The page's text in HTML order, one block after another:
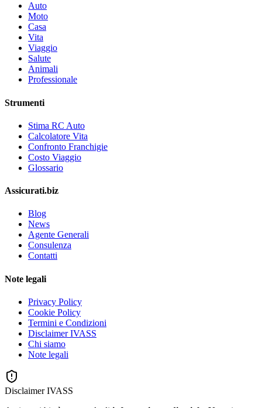
Auto
Moto
Casa
Vita
Viaggio
Salute
Animali
Professionale
Strumenti
Stima RC Auto
Calcolatore Vita
Confronto Franchigie
Costo Viaggio
Glossario
Assicurati.biz
Blog
News
Agente Generali
Consulenza
Contatti
Note legali
Privacy Policy
Cookie Policy
Termini e Condizioni
Disclaimer IVASS
Chi siamo
Note legali
Disclaimer IVASS